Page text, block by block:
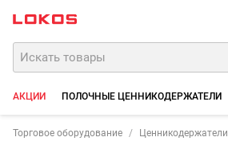
АКЦИИ ПОЛОЧНЫЕ ЦЕННИКОДЕРЖАТЕЛИ
Торговое оборудование Ценникодержатели